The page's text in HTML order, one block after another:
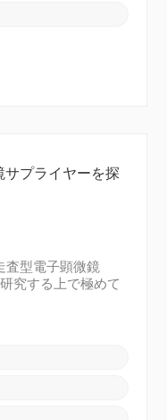
子顕微鏡は、最も
おり、この電子ビ
査されます。電子
捕捉し、高解像度
サプライヤーを探
査型電子顕微鏡
究する上で極めて